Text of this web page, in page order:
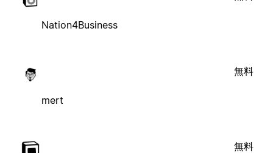
Nation4Business
mert
無料
無料